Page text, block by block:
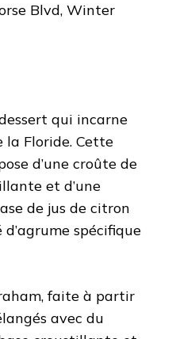
Blvd, Winter
qui incarne
la Floride. Cette
d’une croûte de
et d’une
de jus de citron
spécifique
faite à partir
avec du